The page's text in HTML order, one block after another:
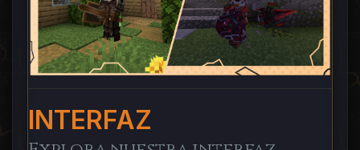
INTERFAZ